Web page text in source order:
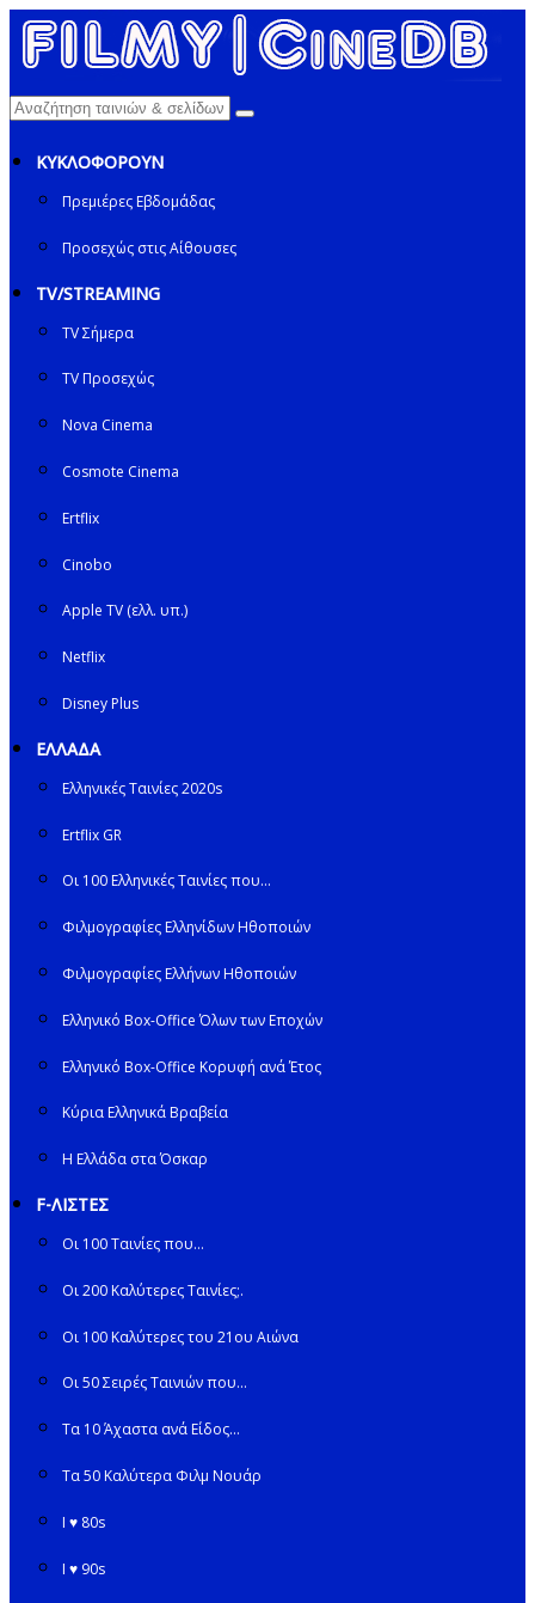
ΚΥΚΛΟΦΟΡΟΥΝ
Πρεμιέρες Εβδομάδας
Προσεχώς στις Αίθουσες
TV/STREAMING
TV Σήμερα
TV Προσεχώς
Nova Cinema
Cosmote Cinema
Ertflix
Cinobo
Apple TV (ελλ. υπ.)
Netflix
Disney Plus
ΕΛΛΑΔΑ
Ελληνικές Ταινίες 2020s
Ertflix GR
Οι 100 Ελληνικές Ταινίες που…
Φιλμογραφίες Ελληνίδων Ηθοποιών
Φιλμογραφίες Ελλήνων Ηθοποιών
Ελληνικό Box-Office Όλων των Εποχών
Ελληνικό Box-Office Κορυφή ανά Έτος
Κύρια Ελληνικά Βραβεία
Η Ελλάδα στα Όσκαρ
F-ΛΙΣΤΕΣ
Οι 100 Ταινίες που…
Οι 200 Καλύτερες Ταινίες;.
Οι 100 Καλύτερες του 21ου Αιώνα
Οι 50 Σειρές Ταινιών που…
Τα 10 Άχαστα ανά Είδος…
Τα 50 Καλύτερα Φιλμ Νουάρ
I ♥ 80s
I ♥ 90s